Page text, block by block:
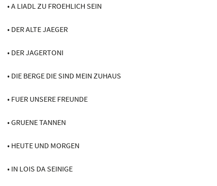
• A LIADL ZU FROEHLICH SEIN
• DER ALTE JAEGER
• DER JAGERTONI
• DIE BERGE DIE SIND MEIN ZUHAUS
• FUER UNSERE FREUNDE
• GRUENE TANNEN
• HEUTE UND MORGEN
• IN LOIS DA SEINIGE